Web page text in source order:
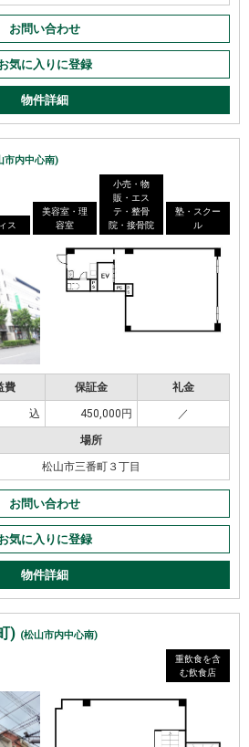
お問い合わせ
気に入りに登録
物件詳細
市内中心南)
ス
美容室・理
容室
小売・物
販・エス
テ・整骨
院・接骨院
塾・スクー
ル
費 保証金 礼金
込 450,000円 ／
場所
松山市三番町３丁目
お問い合わせ
気に入りに登録
物件詳細
) (松山市内中心南)
重飲食を含
む飲食店